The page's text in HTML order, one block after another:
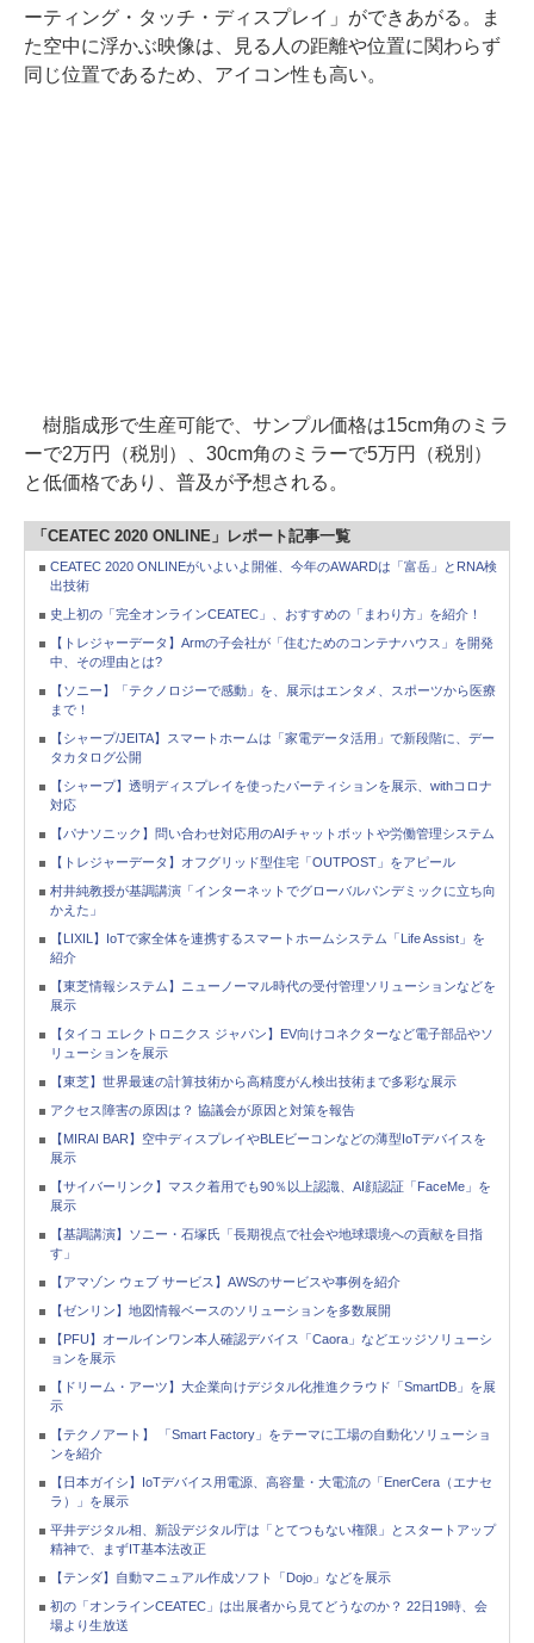
ーティング・タッチ・ディスプレイ」ができあがる。ま
た空中に浮かぶ映像は、見る人の距離や位置に関わらず
同じ位置であるため、アイコン性も高い。
樹脂成形で生産可能で、サンプル価格は15cm角のミラ
ーで2万円（税別）、30cm角のミラーで5万円（税別）
と低価格であり、普及が予想される。
「CEATEC 2020 ONLINE」レポート記事一覧
CEATEC 2020 ONLINEがいよいよ開催、今年のAWARDは「富岳」とRNA検
出技術
史上初の「完全オンラインCEATEC」、おすすめの「まわり方」を紹介！
【トレジャーデータ】Armの子会社が「住むためのコンテナハウス」を開発
中、その理由とは?
【ソニー】「テクノロジーで感動」を、展示はエンタメ、スポーツから医療
まで！
【シャープ/JEITA】スマートホームは「家電データ活用」で新段階に、デー
タカタログ公開
【シャープ】透明ディスプレイを使ったパーティションを展示、withコロナ
対応
【パナソニック】問い合わせ対応用のAIチャットボットや労働管理システム
【トレジャーデータ】オフグリッド型住宅「OUTPOST」をアピール
村井純教授が基調講演「インターネットでグローバルパンデミックに立ち向
かえた」
【LIXIL】IoTで家全体を連携するスマートホームシステム「Life Assist」を
紹介
【東芝情報システム】ニューノーマル時代の受付管理ソリューションなどを
展示
【タイコ エレクトロニクス ジャパン】EV向けコネクターなど電子部品やソ
リューションを展示
【東芝】世界最速の計算技術から高精度がん検出技術まで多彩な展示
アクセス障害の原因は？ 協議会が原因と対策を報告
【MIRAI BAR】空中ディスプレイやBLEビーコンなどの薄型IoTデバイスを
展示
【サイバーリンク】マスク着用でも90％以上認識、AI顔認証「FaceMe」を
展示
【基調講演】ソニー・石塚氏「長期視点で社会や地球環境への貢献を目指
す」
【アマゾン ウェブ サービス】AWSのサービスや事例を紹介
【ゼンリン】地図情報ベースのソリューションを多数展開
【PFU】オールインワン本人確認デバイス「Caora」などエッジソリューシ
ョンを展示
【ドリーム・アーツ】大企業向けデジタル化推進クラウド「SmartDB」を展
示
【テクノアート】 「Smart Factory」をテーマに工場の自動化ソリューショ
ンを紹介
【日本ガイシ】IoTデバイス用電源、高容量・大電流の「EnerCera（エナセ
ラ）」を展示
平井デジタル相、新設デジタル庁は「とてつもない権限」とスタートアップ
精神で、まずIT基本法改正
【テンダ】自動マニュアル作成ソフト「Dojo」などを展示
初の「オンラインCEATEC」は出展者から見てどうなのか？ 22日19時、会
場より生放送